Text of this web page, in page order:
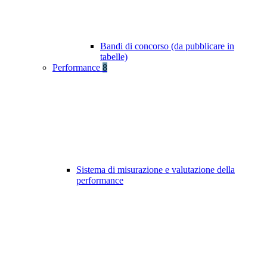
Bandi di concorso (da pubblicare in
tabelle)
Performance 8
Sistema di misurazione e valutazione della
performance